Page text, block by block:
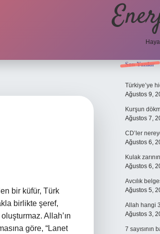
bir küfür, Türk
birlikte şeref,
Allah’ın
göre, “Lanet
Son Yazılar
Türkiye’ye
Ağustos 9,
Kurşun
Ağustos 7,
CD’ler
Ağustos 6,
Kulak
Ağustos 6,
Avcılık
Ağustos 5,
Allah hangi
Ağustos 3,
7 sayısının